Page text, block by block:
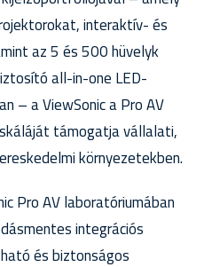
interaktív- és
az 5 és 500 hüvelyk
all-in-one LED-
– a ViewSonic a Pro AV
támogatja vállalati,
környezetekben.
Pro AV laboratóriumában
integrációs
és biztonságos